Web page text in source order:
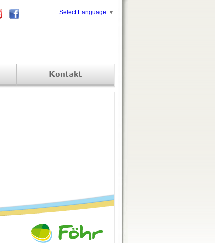
Kontakt
Select Language ▼